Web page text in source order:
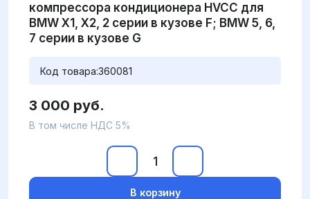
компрессора кондиционера HVCC для
BMW X1, X2, 2 серии в кузове F; BMW 5, 6,
7 серии в кузове G
Код товара:360081
3 000 руб.
В том числе НДС 5%
В корзину